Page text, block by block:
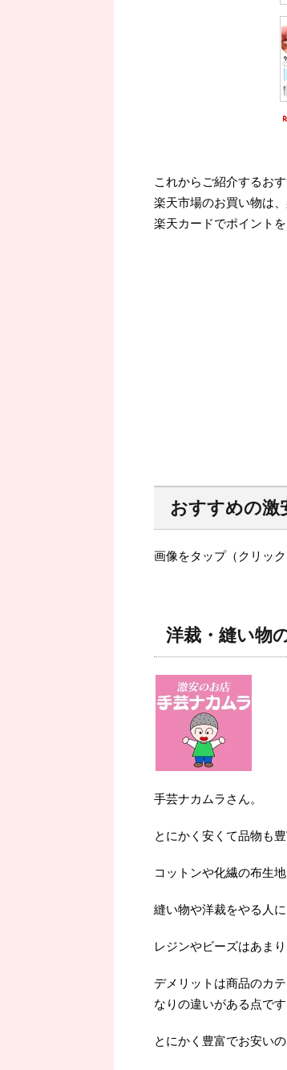
これからご紹介するお
楽天市場のお買い物は
楽天カードでポイント
おすすめの激
画像をタップ（クリッ
洋裁・縫い物
手芸ナカムラさん。
とにかく安くて品物も豊
コットンや化繊の布生
縫い物や洋裁をやる人に
レジンやビーズはあまり
デメリットは商品のカ
なりの違いがある点です
とにかく豊富でお安い